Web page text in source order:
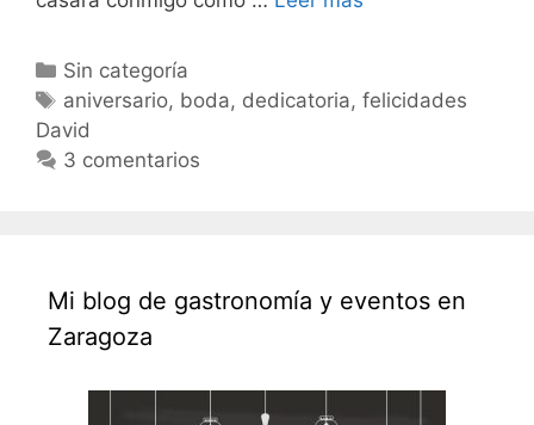
Categorías
Sin categoría
Etiquetas
aniversario, boda, dedicatoria,felicidades
David
3 comentarios
Mi blog de gastronomía y eventos en
Zaragoza